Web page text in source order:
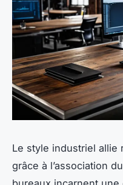
Le style industriel allie
grâce à l’association